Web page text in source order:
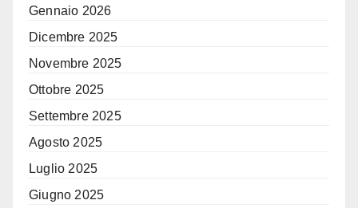
Gennaio 2026
Dicembre 2025
Novembre 2025
Ottobre 2025
Settembre 2025
Agosto 2025
Luglio 2025
Giugno 2025